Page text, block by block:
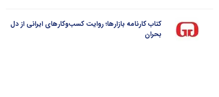
کتاب کارنامه بازارها؛ روایت کسب‌و‌کارهای ایرانی از دل
بحران